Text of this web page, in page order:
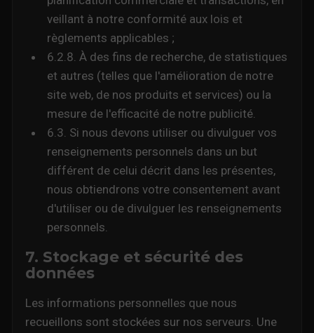
veillant à notre conformité aux lois et
règlements applicables ;
6.2.8. À des fins de recherche, de statistiques
et autres (telles que l'amélioration de notre
site web, de nos produits et services) ou la
mesure de l'efficacité de notre publicité.
6.3. Si nous devons utiliser ou divulguer vos
renseignements personnels dans un but
différent de celui décrit dans les présentes,
nous obtiendrons votre consentement avant
d'utiliser ou de divulguer les renseignements
personnels.
7. Stockage et sécurité des
données
Les informations personnelles que nous
recueillons sont stockées sur nos serveurs. Une